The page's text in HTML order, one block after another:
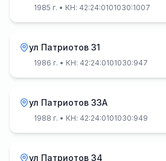
1985 г. • КН: 42:24:0101030:1007
ул Патриотов 31
1986 г. • КН: 42:24:0101030:947
ул Патриотов 33А
1988 г. • КН: 42:24:0101030:949
ул Патриотов 34